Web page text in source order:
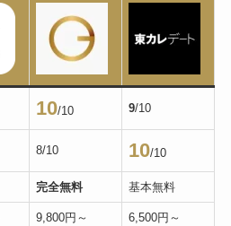
10/10 9/10
8/10 10/10
完全無料 基本無料
9,800円～ 6,500円～